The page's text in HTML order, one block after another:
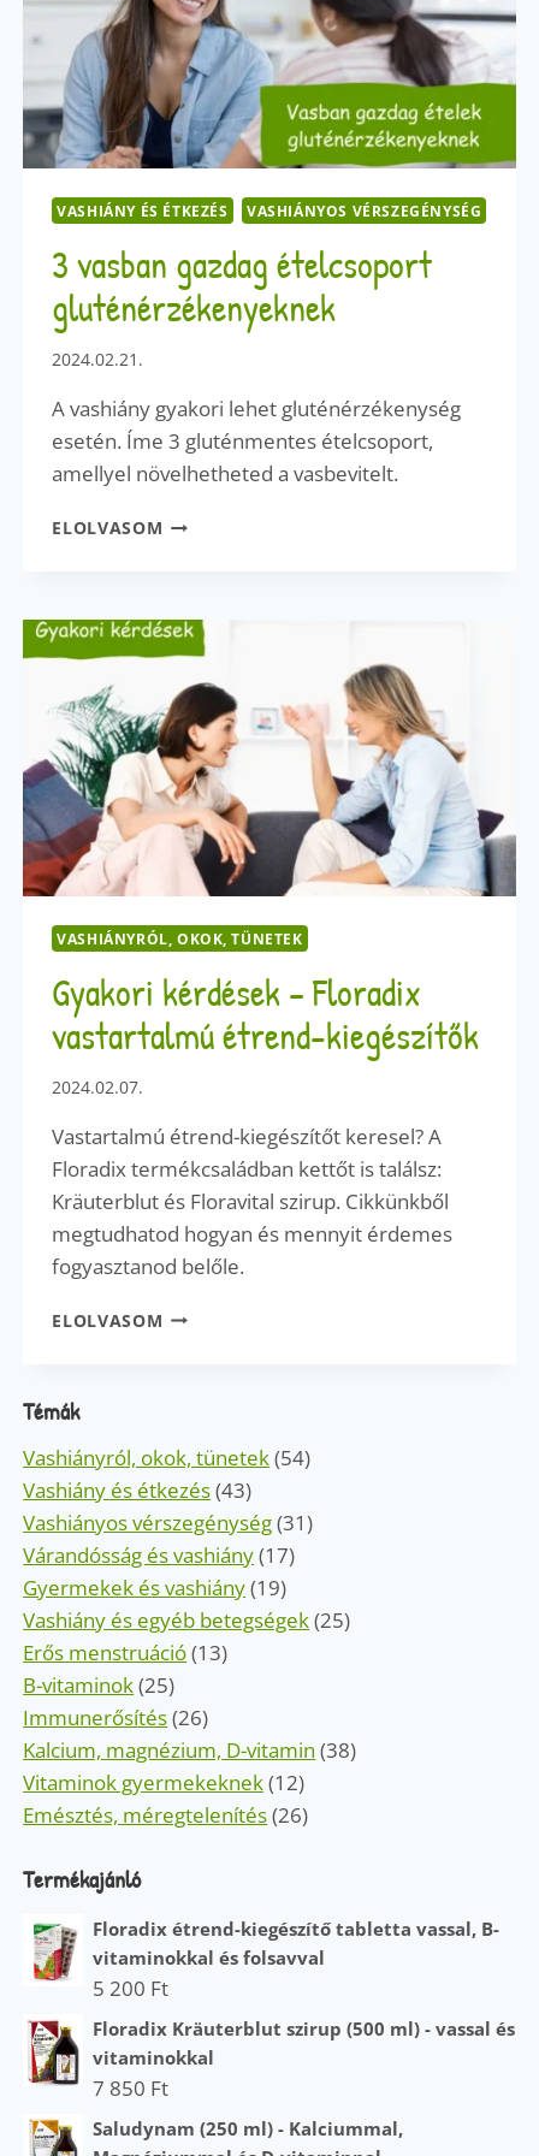
VASHIÁNY ÉS ÉTKEZÉS VASHIÁNYOS VÉRSZEGÉNYSÉG
3 vasban gazdag ételcsoport
gluténérzékenyeknek
2024.02.21.
A vashiány gyakori lehet gluténérzékenység
esetén. Íme 3 gluténmentes ételcsoport,
amellyel növelhetheted a vasbevitelt.
ELOLVASOM 3
GLUTÉNÉRZÉKENYEKNEK
VASHIÁNYRÓL, OKOK, TÜNETEK
Gyakori kérdések – Floradix
vastartalmú étrend-kiegészítők
2024.02.07.
Vastartalmú étrend-kiegészítőt keresel? A
Floradix termékcsaládban kettőt is találsz:
Kräuterblut és Floravital szirup. Cikkünkből
megtudhatod hogyan és mennyit érdemes
fogyasztanod belőle.
ELOLVASOM GYAKORI
KIEGÉSZÍTŐK
Témák
Vashiányról, okok, tünetek(54)
Vashiány és étkezés(43)
Vashiányos vérszegénység(31)
Várandósság és vashiány(17)
Gyermekek és vashiány(19)
Vashiány és egyéb betegségek(25)
Erős menstruáció(13)
B-vitaminok(25)
Immunerősítés(26)
Kalcium, magnézium, D-vitamin (38)
Vitaminok gyermekeknek(12)
Emésztés, méregtelenítés(26)
Termékajánló
Floradix étrend-kiegészítő tabletta vassal, B-
vitaminokkal és folsavval
5 200 Ft
Floradix Kräuterblut szirup (500 ml) - vassal és
vitaminokkal
7 850 Ft
Saludynam (250 ml) - Kalciummal,